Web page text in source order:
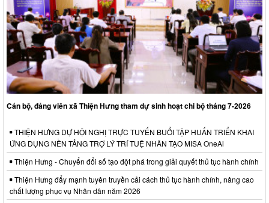
Cán bộ, đảng viên xã Thiện Hưng tham dự sinh hoạt chi bộ tháng 7-2026
THIỆN HƯNG DỰ HỘI NGHỊ TRỰC TUYẾN BUỔI TẬP HUẤN TRIỂN KHAI
ỨNG DỤNG NỀN TẢNG TRỢ LÝ TRÍ TUỆ NHÂN TẠO MISA OneAl
Thiện Hưng - Chuyển đổi số tạo đột phá trong giải quyết thủ tục hành chính
Thiện Hưng đẩy mạnh tuyên truyền cải cách thủ tục hành chính, nâng cao
chất lượng phục vụ Nhân dân năm 2026